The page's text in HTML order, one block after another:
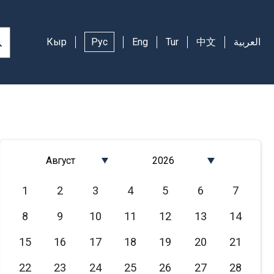
Кыр Рус Eng Tur 中文 العربية
Август
Март
Апрель
2026
2024
2023
1 2 3 4 5 6
7
8
9 10 11 12 13
14
15
16 17 18 19 20
21
22
23 24 25 26 27
28